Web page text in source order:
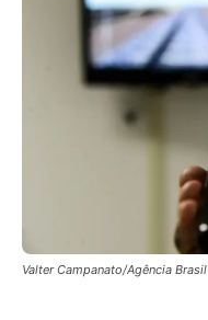
Valter Campanato/Agência Brasil